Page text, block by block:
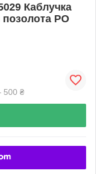
Каблучка
позолота РО
500 ₴